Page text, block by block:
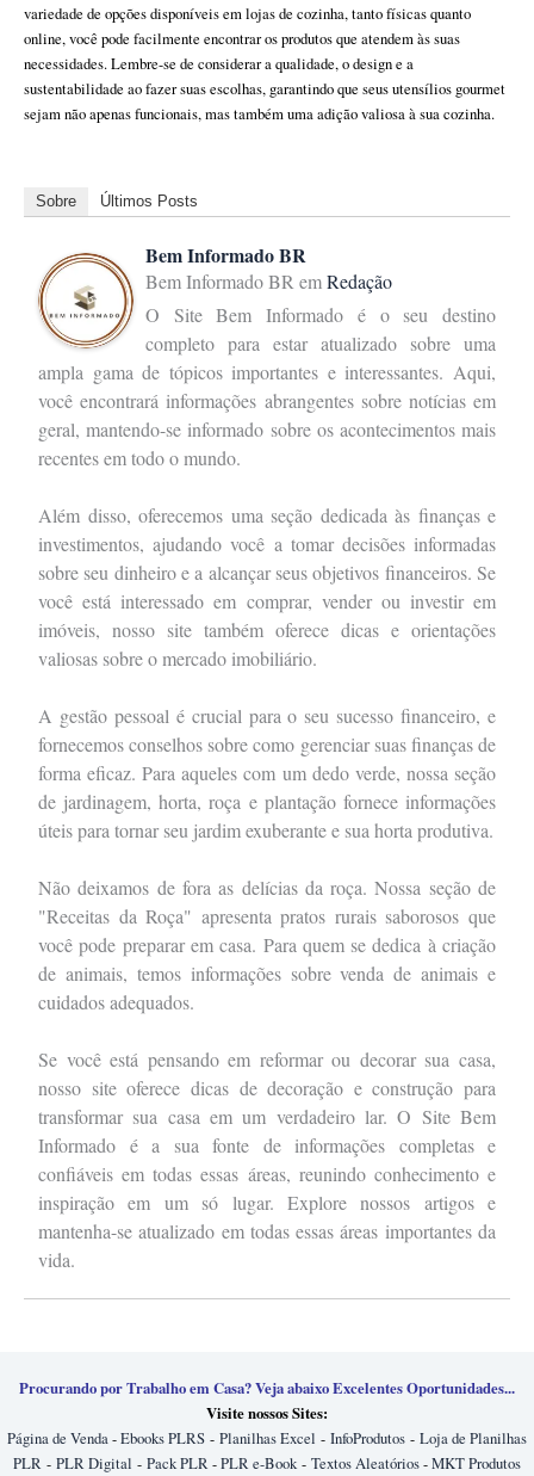
variedade de opções disponíveis em lojas de cozinha, tanto físicas quanto
online, você pode facilmente encontrar os produtos que atendem às suas
necessidades. Lembre-se de considerar a qualidade, o design e a
sustentabilidade ao fazer suas escolhas, garantindo que seus utensílios gourmet
sejam não apenas funcionais, mas também uma adição valiosa à sua cozinha.
Sobre Últimos Posts
Bem Informado BR
Bem Informado BR emRedação
O Site Bem Informado é o seu destino
completo para estar atualizado sobre uma
ampla gama de tópicos importantes e interessantes. Aqui,
você encontrará informações abrangentes sobre notícias em
geral, mantendo-se informado sobre os acontecimentos mais
recentes em todo o mundo.
Além disso, oferecemos uma seção dedicada às finanças e
investimentos, ajudando você a tomar decisões informadas
sobre seu dinheiro e a alcançar seus objetivos financeiros. Se
você está interessado em comprar, vender ou investir em
imóveis, nosso site também oferece dicas e orientações
valiosas sobre o mercado imobiliário.
A gestão pessoal é crucial para o seu sucesso financeiro, e
fornecemos conselhos sobre como gerenciar suas finanças de
forma eficaz. Para aqueles com um dedo verde, nossa seção
de jardinagem, horta, roça e plantação fornece informações
úteis para tornar seu jardim exuberante e sua horta produtiva.
Não deixamos de fora as delícias da roça. Nossa seção de
"Receitas da Roça" apresenta pratos rurais saborosos que
você pode preparar em casa. Para quem se dedica à criação
de animais, temos informações sobre venda de animais e
cuidados adequados.
Se você está pensando em reformar ou decorar sua casa,
nosso site oferece dicas de decoração e construção para
transformar sua casa em um verdadeiro lar. O Site Bem
Informado é a sua fonte de informações completas e
confiáveis em todas essas áreas, reunindo conhecimento e
inspiração em um só lugar. Explore nossos artigos e
mantenha-se atualizado em todas essas áreas importantes da
vida.
Procurando por Trabalho em Casa? Veja abaixo Excelentes Oportunidades...
Visite nossos Sites:
Página de Venda-Ebooks PLRS - Planilhas Excel - InfoProdutos - Loja de Planilhas
PLR - PLR Digital - Pack PLR-PLR e-Book- Textos Aleatórios-MKT Produtos